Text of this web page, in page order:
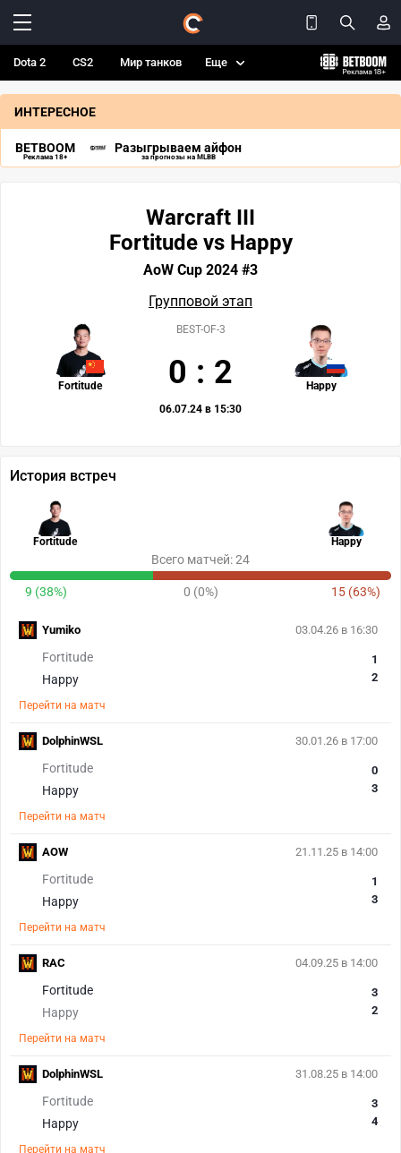
Dota 2 CS2 Мир танков Еще
ИНТЕРЕСНОЕ
BETBOOM
Реклама 18+
Разыгрываем айфон
за прогнозы на MLBB
Warcraft III
Fortitude vs Happy
AoW Cup 2024 #3
Групповой этап
Fortitude Happy
BEST-OF-3
0 : 2
06.07.24 в 15:30
История встреч
Fortitude Happy
Всего матчей: 24
9 (38%) 0 (0%) 15 (63%)
03.04.26 в 16:30
Fortitude
Happy
1
2
Перейти на матч
Yumiko
30.01.26 в 17:00
Fortitude
Happy
0
3
Перейти на матч
DolphinWSL
21.11.25 в 14:00
Fortitude
Happy
1
3
Перейти на матч
AOW
04.09.25 в 14:00
Fortitude
Happy
3
2
Перейти на матч
RAC
31.08.25 в 14:00
Fortitude
Happy
3
4
Перейти на матч
DolphinWSL